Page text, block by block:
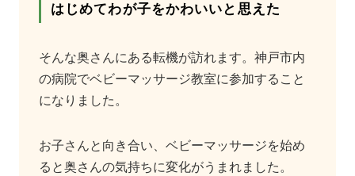
はじめてわが子をかわいいと思えた
そんな奥さんにある転機が訪れます。神戸市内
の病院でベビーマッサージ教室に参加すること
になりました。
お子さんと向き合い、ベビーマッサージを始め
ると奥さんの気持ちに変化がうまれました。